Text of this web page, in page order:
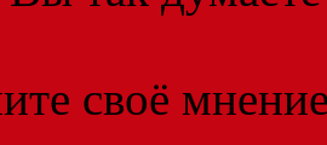
своё